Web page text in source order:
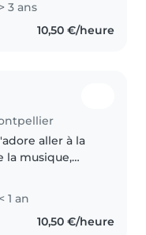
! J'ai
les..
3 ans
10,50 €/heure
aller à la
la musique,
aussi un
lorsque je suis
Je..
1 an
10,50 €/heure